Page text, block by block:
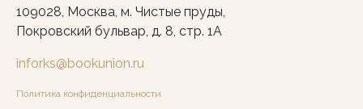
109028, Москва, м. Чистые пруды,
Покровский бульвар, д. 8, стр. 1А
inforks@bookunion.ru
Политика конфиденциальности